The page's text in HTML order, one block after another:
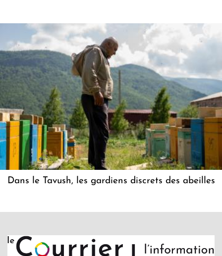
Dans le Tavush, les gardiens discrets des abeilles